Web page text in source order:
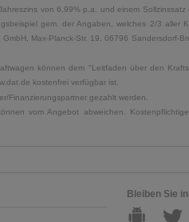
von 6,99% p.a. und einem
gem. der Angaben, welches 2/3
Max-Planck-Str. 19, 06796 Sandersdorf-
können dem "Leitfaden über den
kostenfrei verfügbar ist.
Finanzierungspartner gezahlt werden.
vom Angebot abweichen.
Bleiben Sie